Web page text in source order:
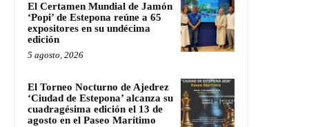
El Certamen Mundial de Jamón
‘Popi’ de Estepona reúne a 65
expositores en su undécima
edición
5 agosto, 2026
El Torneo Nocturno de Ajedrez
‘Ciudad de Estepona’ alcanza su
cuadragésima edición el 13 de
agosto en el Paseo Marítimo